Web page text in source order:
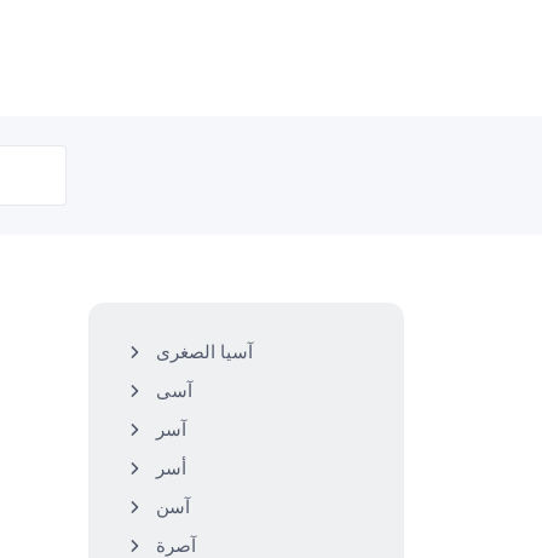
آسيا الصغرى
آسى
آسر
أسر
آسن
آصرة